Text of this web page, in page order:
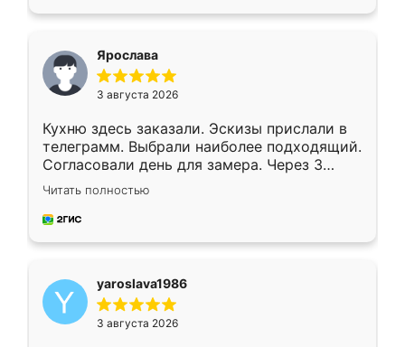
Ярослава
3 августа 2026
Кухню здесь заказали. Эскизы прислали в
телеграмм. Выбрали наиболее подходящий.
Согласовали день для замера. Через 3
недели кухня была уже готова. Остались
довольны работой. Спасибо Ренессанс
мебель за качественную работу!
Читать полностью
yaroslava1986
3 августа 2026